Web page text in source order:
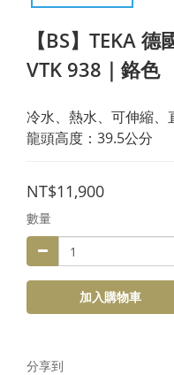
【BS】TEKA
VTK 938｜鉻色
冷水、熱水、可伸縮、
龍頭高度：39.5公分
NT$11,900
數量
加入購物車
分享到